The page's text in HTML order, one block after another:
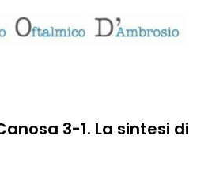
3-1. La sintesi di